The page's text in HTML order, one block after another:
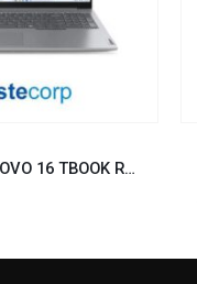
NOTEBOOK LENOVO 16 TBOOK R5-7535HS 8G SSD512 GTIA 1PS (21MW0060AR)